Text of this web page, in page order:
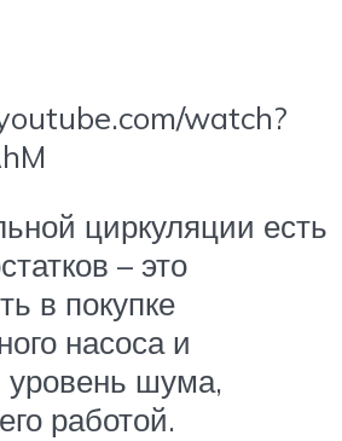
watch?
циркуляции есть
– это
в покупке
насоса и
шума,
работой.